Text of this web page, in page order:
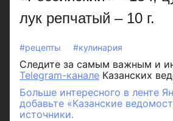
лук репчатый – 10 г.
#рецепты #кулинария
Следите за самым важным и
Telegram-канале Казанских
Больше интересного в ленте
добавьте «Казанские
источники.